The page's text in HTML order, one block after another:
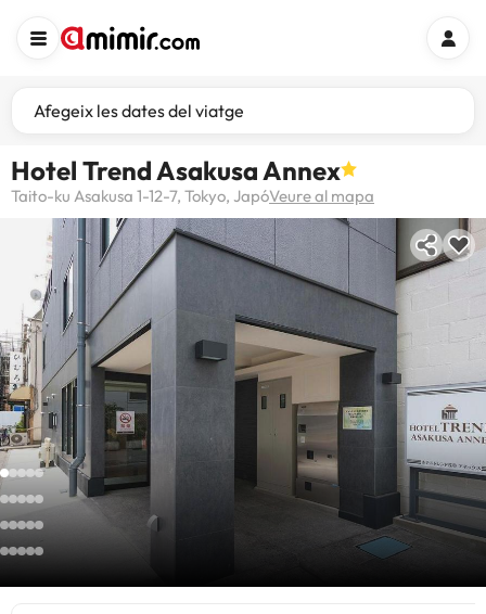
Afegeix les dates del viatge
Hotel Trend Asakusa Annex
Taito-ku Asakusa 1-12-7, Tokyo, JapóVeure al mapa